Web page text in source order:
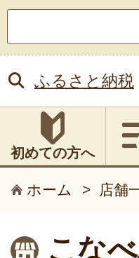
索:
ふるさと納税
初めての方へ
ホーム > 店舗
こな